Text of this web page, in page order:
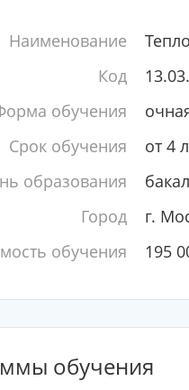
Наименование
Код
обучения
Срок обучения
от 4
образования
Город
г.
обучения
195
обучения